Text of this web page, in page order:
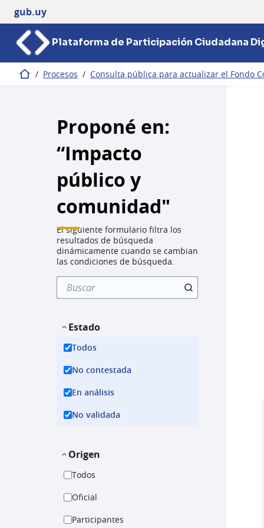
gub.uy
Plataforma de Participación Ciudadana
Inicio / Procesos / Consulta pública para actualizar el Fondo
Proponé en:
“Impacto
público y
comunidad"
El siguiente formulario filtra los
resultados de búsqueda
dinámicamente cuando se cambian
las condiciones de búsqueda.
Estado
Todos
No contestada
En análisis
No validada
Origen
Todos
Oficial
Participantes